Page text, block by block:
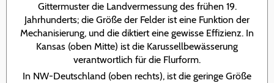
Gittermuster die Landvermessung des frühen 19.
Jahrhunderts; die Größe der Felder ist eine Funktion der
Mechanisierung, und die diktiert eine gewisse Effizienz. In
Kansas (oben Mitte) ist die Karussellbewässerung
verantwortlich für die Flurform.
In NW-Deutschland (oben rechts), ist die geringe Größe